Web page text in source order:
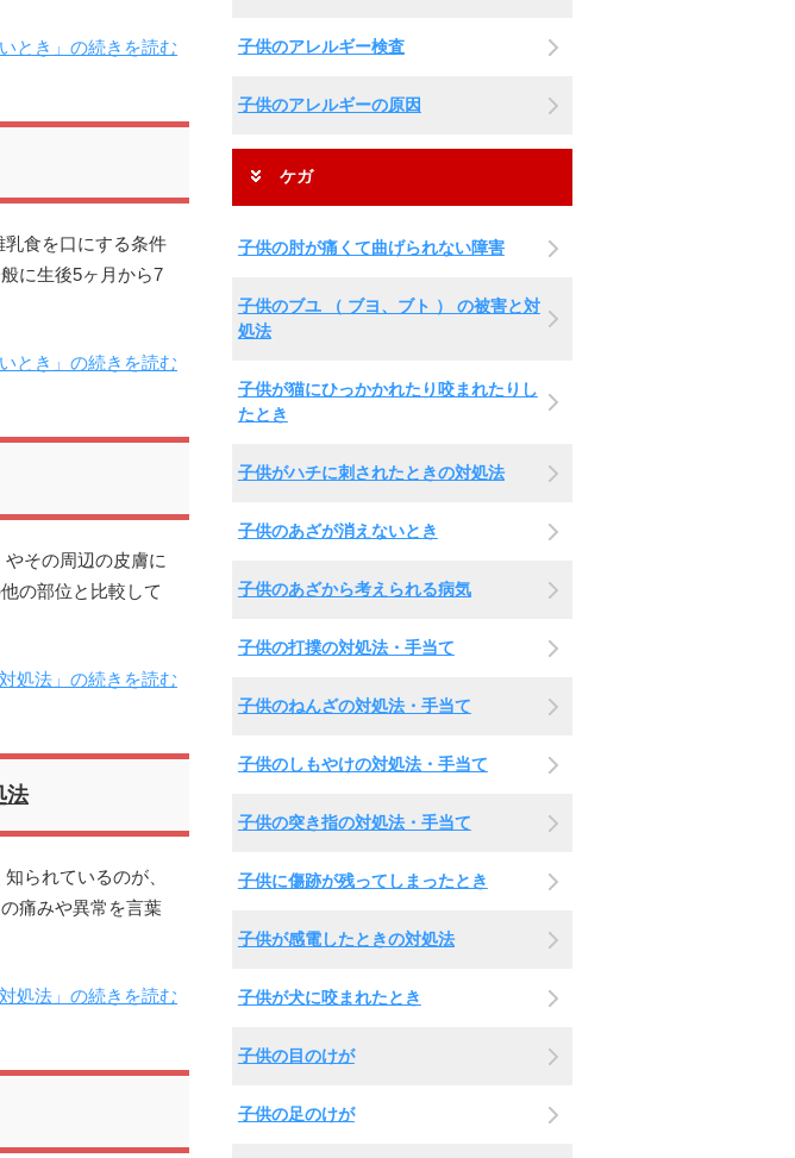
とき」の続きを読む
食を口にする条件
に生後5ヶ月から7
とき」の続きを読む
その周辺の皮膚に
の部位と比較して
処法」の続きを読む
法
られているのが、
痛みや異常を言葉
処法」の続きを読む
子供のアレルギー検査
子供のアレルギーの原因
ケガ
子供の肘が痛くて曲げられない障害
子供のブユ （ ブヨ、ブト ） の被害と対
処法
子供が猫にひっかかれたり咬まれたりし
たとき
子供がハチに刺されたときの対処法
子供のあざが消えないとき
子供のあざから考えられる病気
子供の打撲の対処法・手当て
子供のねんざの対処法・手当て
子供のしもやけの対処法・手当て
子供の突き指の対処法・手当て
子供に傷跡が残ってしまったとき
子供が感電したときの対処法
子供が犬に咬まれたとき
子供の目のけが
子供の足のけが